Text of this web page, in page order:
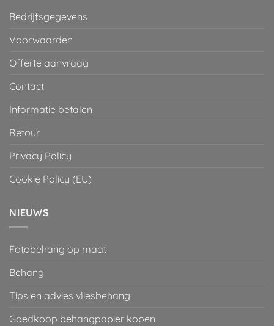
Bedrijfsgegevens
Voorwaarden
Offerte aanvraag
Contact
Informatie betalen
Retour
Privacy Policy
Cookie Policy (EU)
NIEUWS
Fotobehang op maat
Behang
Tips en advies vliesbehang
Goedkoop behangpapier kopen